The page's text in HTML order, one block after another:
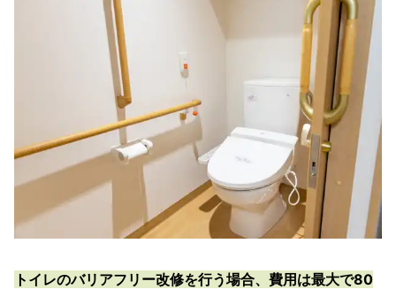
トイレのバリアフリー改修を行う場合、費用は最大で80